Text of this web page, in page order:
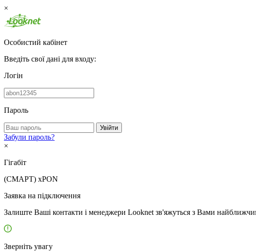
×
Особистий кабінет
Введіть свої дані для входу:
Логін
Пароль
Увійти
Забули пароль?
×
Гігабіт
(СМАРТ) xPON
Заявка на підключення
Залиште Ваші контакти і менеджери Looknet зв'яжуться з Вами
Зверніть увагу